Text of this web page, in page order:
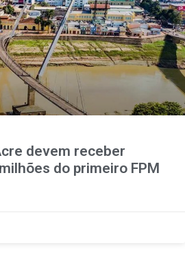
devem receber
do primeiro FPM